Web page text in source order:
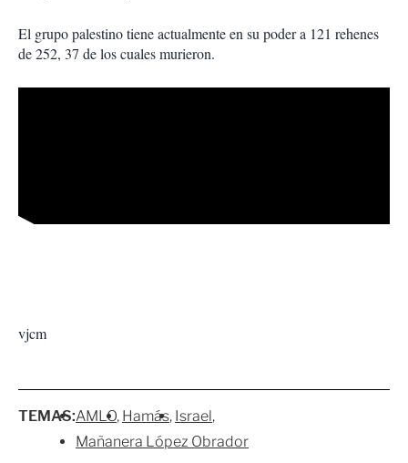
El grupo palestino tiene actualmente en su poder a 121 rehenes
de 252, 37 de los cuales murieron.
vjcm
TEMAS:AMLO Hamás Israel
Mañanera López Obrador